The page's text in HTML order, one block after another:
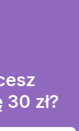
zł?